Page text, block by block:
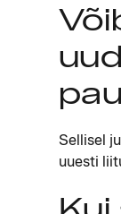
Sellisel
uuesti